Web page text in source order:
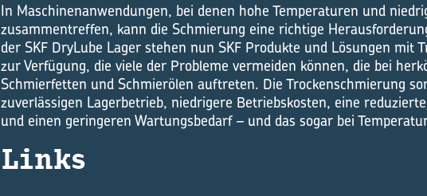
In Maschinenanwendungen, bei denen hohe Temperaturen und
zusammentreffen, kann die Schmierung eine richtige
der SKF DryLube Lager stehen nun SKF Produkte und Lösungen mit
zur Verfügung, die viele der Probleme vermeiden können, die bei
Schmierfetten und Schmierölen auftreten. Die Trockenschmierung
zuverlässigen Lagerbetrieb, niedrigere Betriebskosten, eine
und einen geringeren Wartungsbedarf – und das sogar bei
Links